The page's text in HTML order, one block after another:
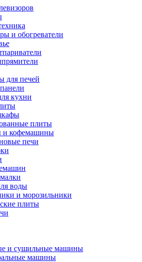
и обогреватели
для печей
кухни
плиты
и кофемашины
печи
воды
и морозильники
плиты
и сушильные машины
машины